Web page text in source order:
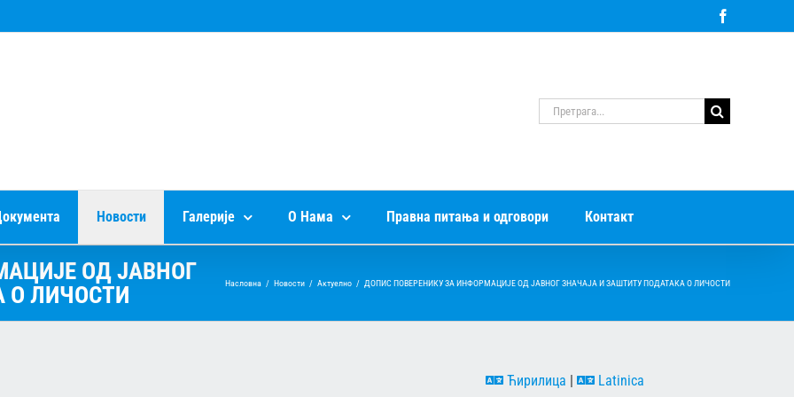
Претрага
за:
Новости Галерије О Нама Правна питања и одговори Контакт
ОД ЈАВНОГ
О ЛИЧОСТИ
Насловна / Новости / Актуелно / ДОПИС ПОВЕРЕНИКУ ЗА ИНФОРМАЦИЈЕ ОД ЈАВНОГ ЗНАЧАЈА И ЗАШТИТУ ПОДАТАКА О ЛИЧОСТИ
Ћирилица Latinica